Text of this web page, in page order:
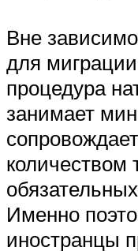
Вне
для
процедура
занимает
количеством
Именно
иностранцы